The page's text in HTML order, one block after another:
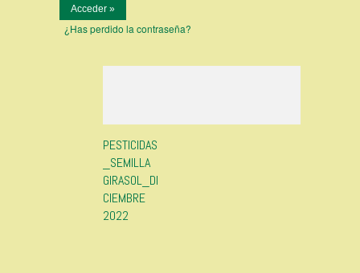
¿Has perdido la contraseña?
PESTICIDAS
_SEMILLA
GIRASOL_DI
CIEMBRE
2022